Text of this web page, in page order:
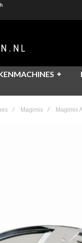
Magimix Magimix